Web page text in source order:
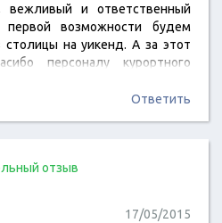
вежливый и ответственный
первой возможности будем
столицы на уикенд. А за этот
персоналу курортного
Ответить
отзыв
17/05/2015